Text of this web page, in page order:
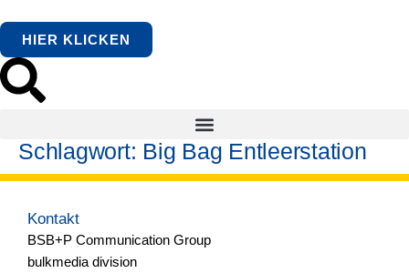
springen
HIER KLICKEN
Schlagwort: Big Bag Entleerstation
Kontakt
BSB+P Communication Group
bulkmedia division